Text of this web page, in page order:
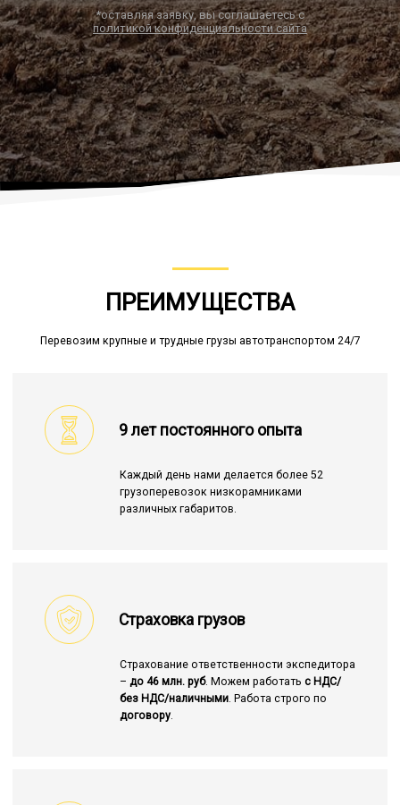
Заказать звонок
*оставляя заявку, вы соглашаетесь с
политикой конфиденциальности сайта
ПРЕИМУЩЕСТВА
Перевозим крупные и трудные грузы автотранспортом 24/7
9 лет постоянного опыта
Каждый день нами делается более 52
грузоперевозок низкорамниками
различных габаритов.
Страховка грузов
Страхование ответственности экспедитора
– до 46 млн. руб. Можем работать с НДС/
без НДС/наличными. Работа строго по
договору.